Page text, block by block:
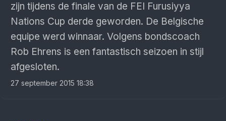
zijn tijdens de finale van de FEI Furusiyya
Nations Cup derde geworden. De Belgische
equipe werd winnaar. Volgens bondscoach
Rob Ehrens is een fantastisch seizoen in stijl
afgesloten.
27 september 2015 18:38